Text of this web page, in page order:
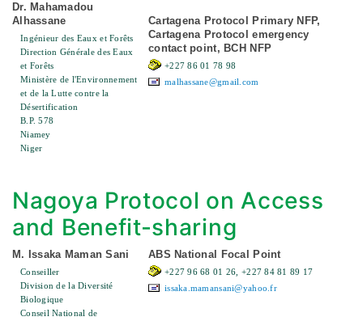
Dr. Mahamadou
Alhassane
Ingénieur des Eaux et Forêts
Direction Générale des Eaux
et Forêts
Ministère de l'Environnement
et de la Lutte contre la
Désertification
B.P. 578
Niamey
Niger
Cartagena Protocol Primary NFP,
Cartagena Protocol emergency
contact point, BCH NFP
+227 86 01 78 98
malhassane@gmail.com
Nagoya Protocol on Access
and Benefit-sharing
M. Issaka Maman Sani
Conseiller
Division de la Diversité
Biologique
Conseil National de
ABS National Focal Point
+227 96 68 01 26, +227 84 81 89 17
issaka.mamansani@yahoo.fr